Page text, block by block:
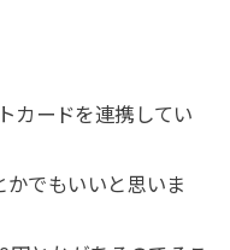
カードを連携してい
かでもいいと思いま